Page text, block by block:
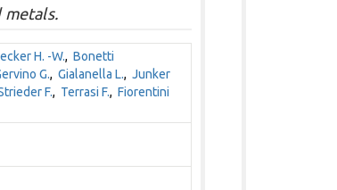
H. -W., Bonetti
G., Gialanella L., Junker
F., Terrasi F., Fiorentini